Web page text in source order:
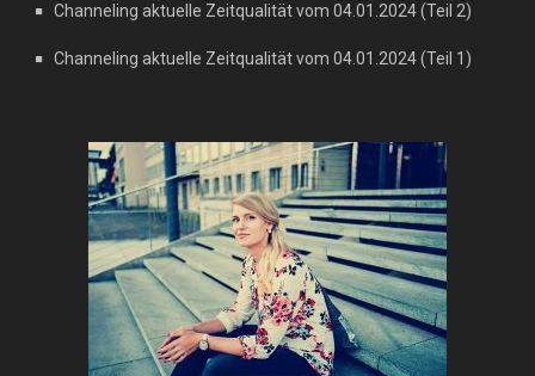
Channeling aktuelle Zeitqualität vom 04.01.2024 (Teil 2)
Channeling aktuelle Zeitqualität vom 04.01.2024 (Teil 1)